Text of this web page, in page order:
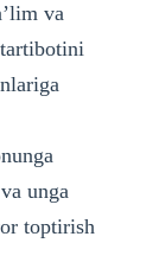
va
unga
toptirish